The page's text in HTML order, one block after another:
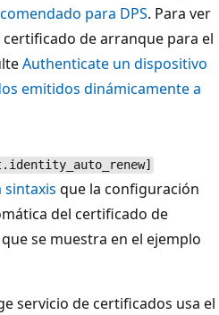
para DPS. Para ver
de arranque para el
Authenticate un dispositivo
emitidos dinámicamente a
sintaxis que la configuración
del certificado de
se muestra en el ejemplo
servicio de certificados usa el